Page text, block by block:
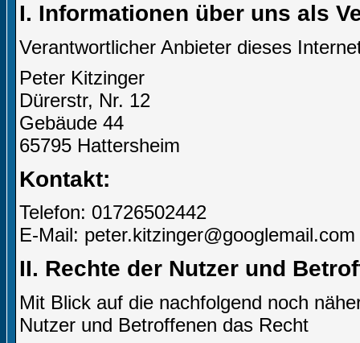
I. Informationen über uns als
Verantwortlicher Anbieter dieses
Peter Kitzinger
Dürerstr, Nr. 12
Gebäude 44
65795 Hattersheim
Kontakt:
Telefon: 01726502442
E-Mail: peter.kitzinger@googlemail.com
II. Rechte der Nutzer und
Mit Blick auf die nachfolgend noch
Nutzer und Betroffenen das Recht